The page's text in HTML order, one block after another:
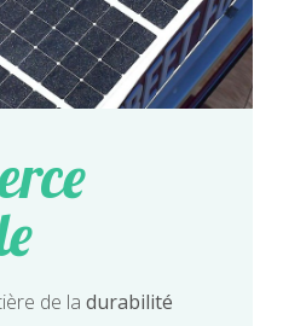
de la durabilité